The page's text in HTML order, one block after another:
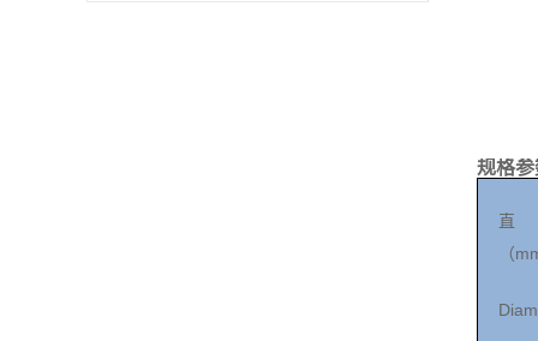
规格参
直
（